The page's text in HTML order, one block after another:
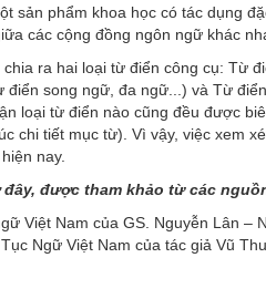
sản phẩm khoa học có tác dụng
các cộng đồng ngôn ngữ khác
ra hai loại từ điển công cụ: Từ
điển song ngữ, đa ngữ...) và Từ
loại từ điển nào cũng đều được
chi tiết mục từ). Vì vậy, việc xem
nay.
được tham khảo từ các
Việt Nam của GS. Nguyễn Lân –
Ngữ Việt Nam của tác giả Vũ